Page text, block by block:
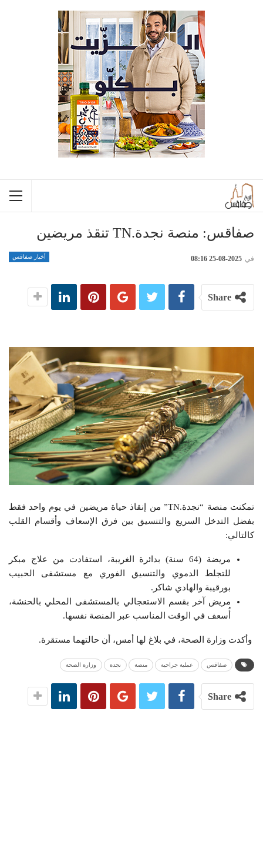
صفاقس: منصة نجدة.TN تنقذ مريضين
أخبار صفاقس في 2025-08-25 08:16
Share
تمكنت منصة “نجدة.TN” من إنقاذ حياة مريضين في يوم واحد فقط
بفضل التدخل السريع والتنسيق بين فرق الإسعاف وأقسام القلب
كالتالي:
مريضة (64 سنة) بدائرة الغريبة، استفادت من علاج مبكر
للتجلط الدموي والتنسيق الفوري مع مستشفى الحبيب
بورقيبة والهادي شاكر.
مريض آخر بقسم الاستعجالي بالمستشفى المحلي بالحنشة،
أُسعف في الوقت المناسب عبر المنصة نفسها.
وأكدت وزارة الصحة، في بلاغ لها أمس، أن حالتهما مستقرة.
صفاقس عملية جراحية منصة نجدة وزارة الصحة
Share